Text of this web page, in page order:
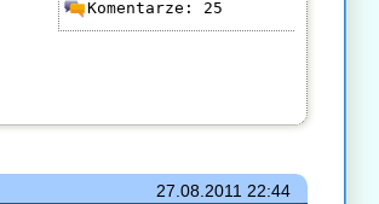
Komentarze: 25
27.08.2011 22:44